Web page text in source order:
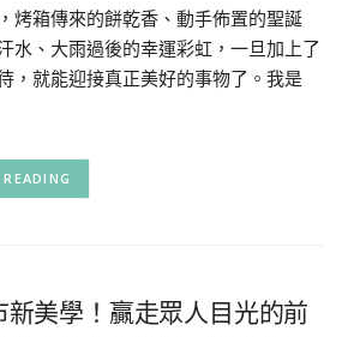
烤箱傳來的餅乾香、動手佈置的聖誕
水、大雨過後的幸運彩虹，一旦加上了
，就能迎接真正美好的事物了。我是
新美學！贏走眾人目光的前